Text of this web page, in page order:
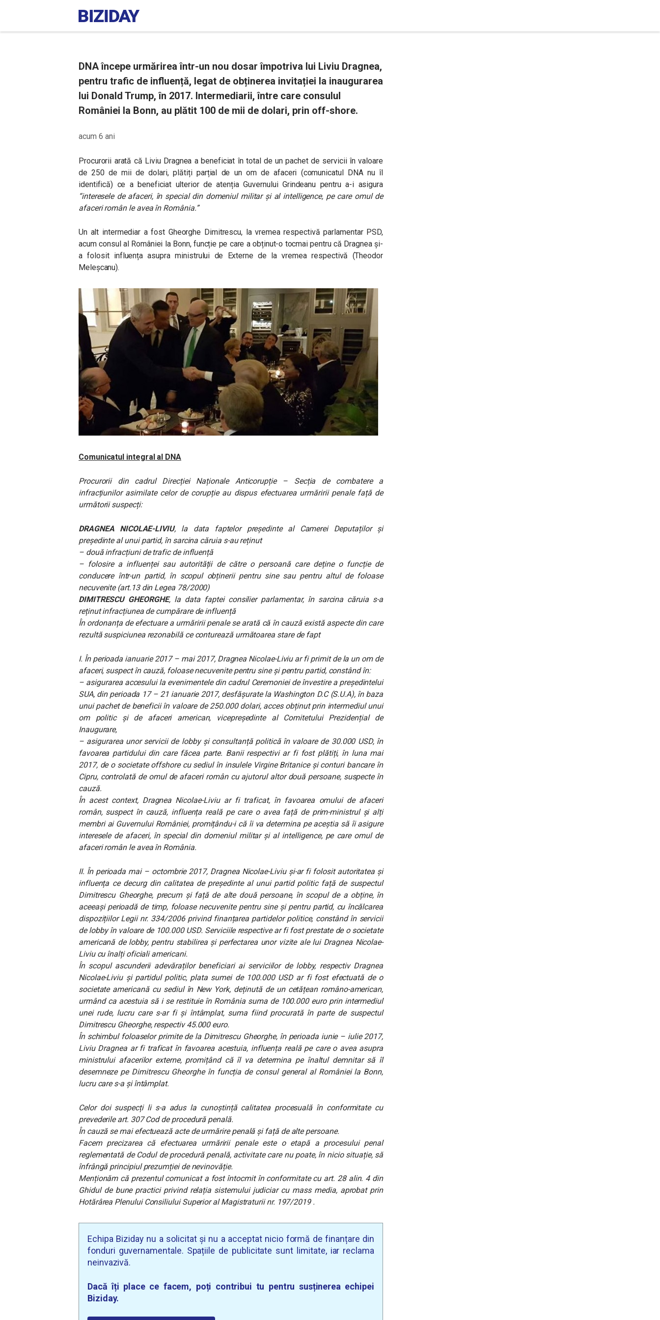
DNA începe urmărirea într-un nou dosar împotriva lui Liviu Dragnea,
pentru trafic de influență, legat de obținerea invitației la inaugurarea
lui Donald Trump, în 2017. Intermediarii, între care consulul
României la Bonn, au plătit 100 de mii de dolari, prin off-shore.
acum 6 ani
Procurorii arată că Liviu Dragnea a beneficiat în total de un pachet de servicii în valoare
de 250 de mii de dolari, plătiți parțial de un om de afaceri (comunicatul DNA nu îl
identifică) ce a beneficiat ulterior de atenția Guvernului Grindeanu pentrua-i asigura
“interesele de afaceri, în special din domeniul militar și al intelligence, pe care omul de
afaceri român le avea în România.”
Un alt intermediar a fost Gheorghe Dimitrescu, la vremea respectivă parlamentar PSD,
acum consul al României la Bonn, funcție pe care a obținut-o tocmai pentru că Dragnea și-
a folosit influența asupra ministrului de Externe de la vremea respectivă (Theodor
Meleșcanu).
Comunicatul integral al DNA
Procurorii din cadrul Direcției Naționale Anticorupție – Secția de combatere a
infracțiunilor asimilate celor de corupție au dispus efectuarea urmăririi penale față de
următorii suspecți:
DRAGNEANICOLAE-LIVIU, la data faptelor președinte al Camerei Deputaților și
președinte al unui partid, în sarcina căruia s-au reținut
– două infracțiuni de trafic de influență
– folosire a influenței sau autorității de către o persoană care deține o funcție de
conducere într-un partid, în scopul obținerii pentru sine sau pentru altul de foloase
necuvenite (art.13 din Legea 78/2000)
DIMITRESCU GHEORGHE, la data faptei consilier parlamentar, în sarcina căruia s-a
reținut infracțiunea de cumpărare de influență
În ordonanța de efectuare a urmăririi penale se arată că în cauză există aspecte din care
rezultă suspiciunea rezonabilă ce conturează următoarea stare de fapt
I. În perioada ianuarie 2017 – mai 2017, Dragnea Nicolae-Liviu ar fi primit de la un om de
afaceri, suspect în cauză, foloase necuvenite pentru sine și pentru partid, constând în:
– asigurarea accesului la evenimentele din cadrul Ceremoniei de învestire a președintelui
SUA, din perioada 17 – 21 ianuarie 2017, desfășurate la Washington D.C (S.U.A), în baza
unui pachet de beneficii în valoare de 250.000 dolari, acces obținut prin intermediul unui
om politic și de afaceri american, vicepreședinte al Comitetului Prezidențial de
Inaugurare,
– asigurarea unor servicii de lobby și consultanță politică în valoare de 30.000 USD, în
favoarea partidului din care făcea parte. Banii respectivi ar fi fost plătiți, în luna mai
2017, de o societate offshore cu sediul în insulele Virgine Britanice și conturi bancare în
Cipru, controlată de omul de afaceri român cu ajutorul altor două persoane, suspecte în
cauză.
În acest context, Dragnea Nicolae-Liviu ar fi traficat, în favoarea omului de afaceri
român, suspect în cauză, influența reală pe care o avea față de prim-ministrul și alți
membri ai Guvernului României, promițându-i că îi va determina pe aceștia să îi asigure
interesele de afaceri, în special din domeniul militar și al intelligence, pe care omul de
afaceri român le avea în România.
II. În perioada mai – octombrie 2017, Dragnea Nicolae-Liviu și-ar fi folosit autoritatea și
influența ce decurg din calitatea de președinte al unui partid politic față de suspectul
Dimitrescu Gheorghe, precum și față de alte două persoane, în scopul de a obține, în
aceeași perioadă de timp, foloase necuvenite pentru sine și pentru partid, cu încălcarea
dispozițiilor Legii nr. 334/2006 privind finanțarea partidelor politice, constând în servicii
de lobby în valoare de 100.000 USD. Serviciile respective ar fi fost prestate de o societate
americană de lobby, pentru stabilirea și perfectarea unor vizite ale lui Dragnea Nicolae-
Liviu cu înalți oficiali americani.
În scopul ascunderii adevăraților beneficiari ai serviciilor de lobby, respectiv Dragnea
Nicolae-Liviu și partidul politic, plata sumei de 100.000 USD ar fi fost efectuată de o
societate americană cu sediul în New York, deținută de un cetățean româno-american,
urmând ca acestuia să i se restituie în România suma de 100.000 euro prin intermediul
unei rude, lucru care s-ar fi și întâmplat, suma fiind procurată în parte de suspectul
Dimitrescu Gheorghe, respectiv 45.000 euro.
În schimbul foloaselor primite de la Dimitrescu Gheorghe, în perioada iunie – iulie 2017,
Liviu Dragnea ar fi traficat în favoarea acestuia, influența reală pe care o avea asupra
ministrului afacerilor externe, promițând că îl va determina pe înaltul demnitar să îl
desemneze pe Dimitrescu Gheorghe în funcția de consul general al României la Bonn,
lucru care s-a și întâmplat.
Celor doi suspecți li s-a adus la cunoștință calitatea procesuală în conformitate cu
prevederile art. 307 Cod de procedură penală.
În cauză se mai efectuează acte de urmărire penală și față de alte persoane.
Facem precizarea că efectuarea urmăririi penale este o etapă a procesului penal
reglementată de Codul de procedură penală, activitate care nu poate, în nicio situație, să
înfrângă principiul prezumției de nevinovăție.
Menționăm că prezentul comunicat a fost întocmit în conformitate cu art. 28 alin. 4 din
Ghidul de bune practici privind relația sistemului judiciar cu mass media, aprobat prin
Hotărârea Plenului Consiliului Superior al Magistraturii nr. 197/2019 .
Echipa Biziday nu a solicitat și nu a acceptat nicio formă de finanțare din
fonduri guvernamentale. Spațiile de publicitate sunt limitate, iar reclama
neinvazivă.
Dacă îți place ce facem, poți contribui tu pentru susținerea echipei
Biziday.